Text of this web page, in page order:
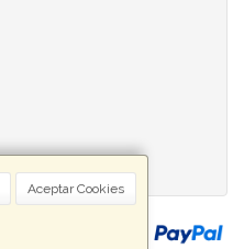
Aceptar Cookies